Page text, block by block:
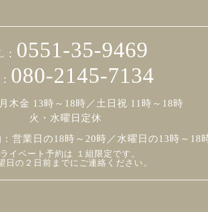
0551-35-9469
080-2145-7134
木金 13時～18時／土日祝 11時～18時
火・水曜日定休
営業日の18時～20時／水曜日の13時～18
イベート予約は １組限定です。
日の２日前までにご連絡ください。